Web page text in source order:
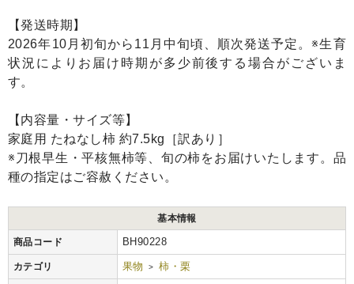
【発送時期】
2026年10月初旬から11月中旬頃、順次発送予定。※生育
状況によりお届け時期が多少前後する場合がございま
す。
【内容量・サイズ等】
家庭用 たねなし柿 約7.5kg［訳あり］
※刀根早生・平核無柿等、旬の柿をお届けいたします。品
種の指定はご容赦ください。
基本情報
商品コード BH90228
カテゴリ 果物 > 柿・栗